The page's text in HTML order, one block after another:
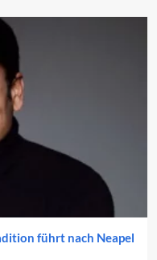
führt nach Neapel